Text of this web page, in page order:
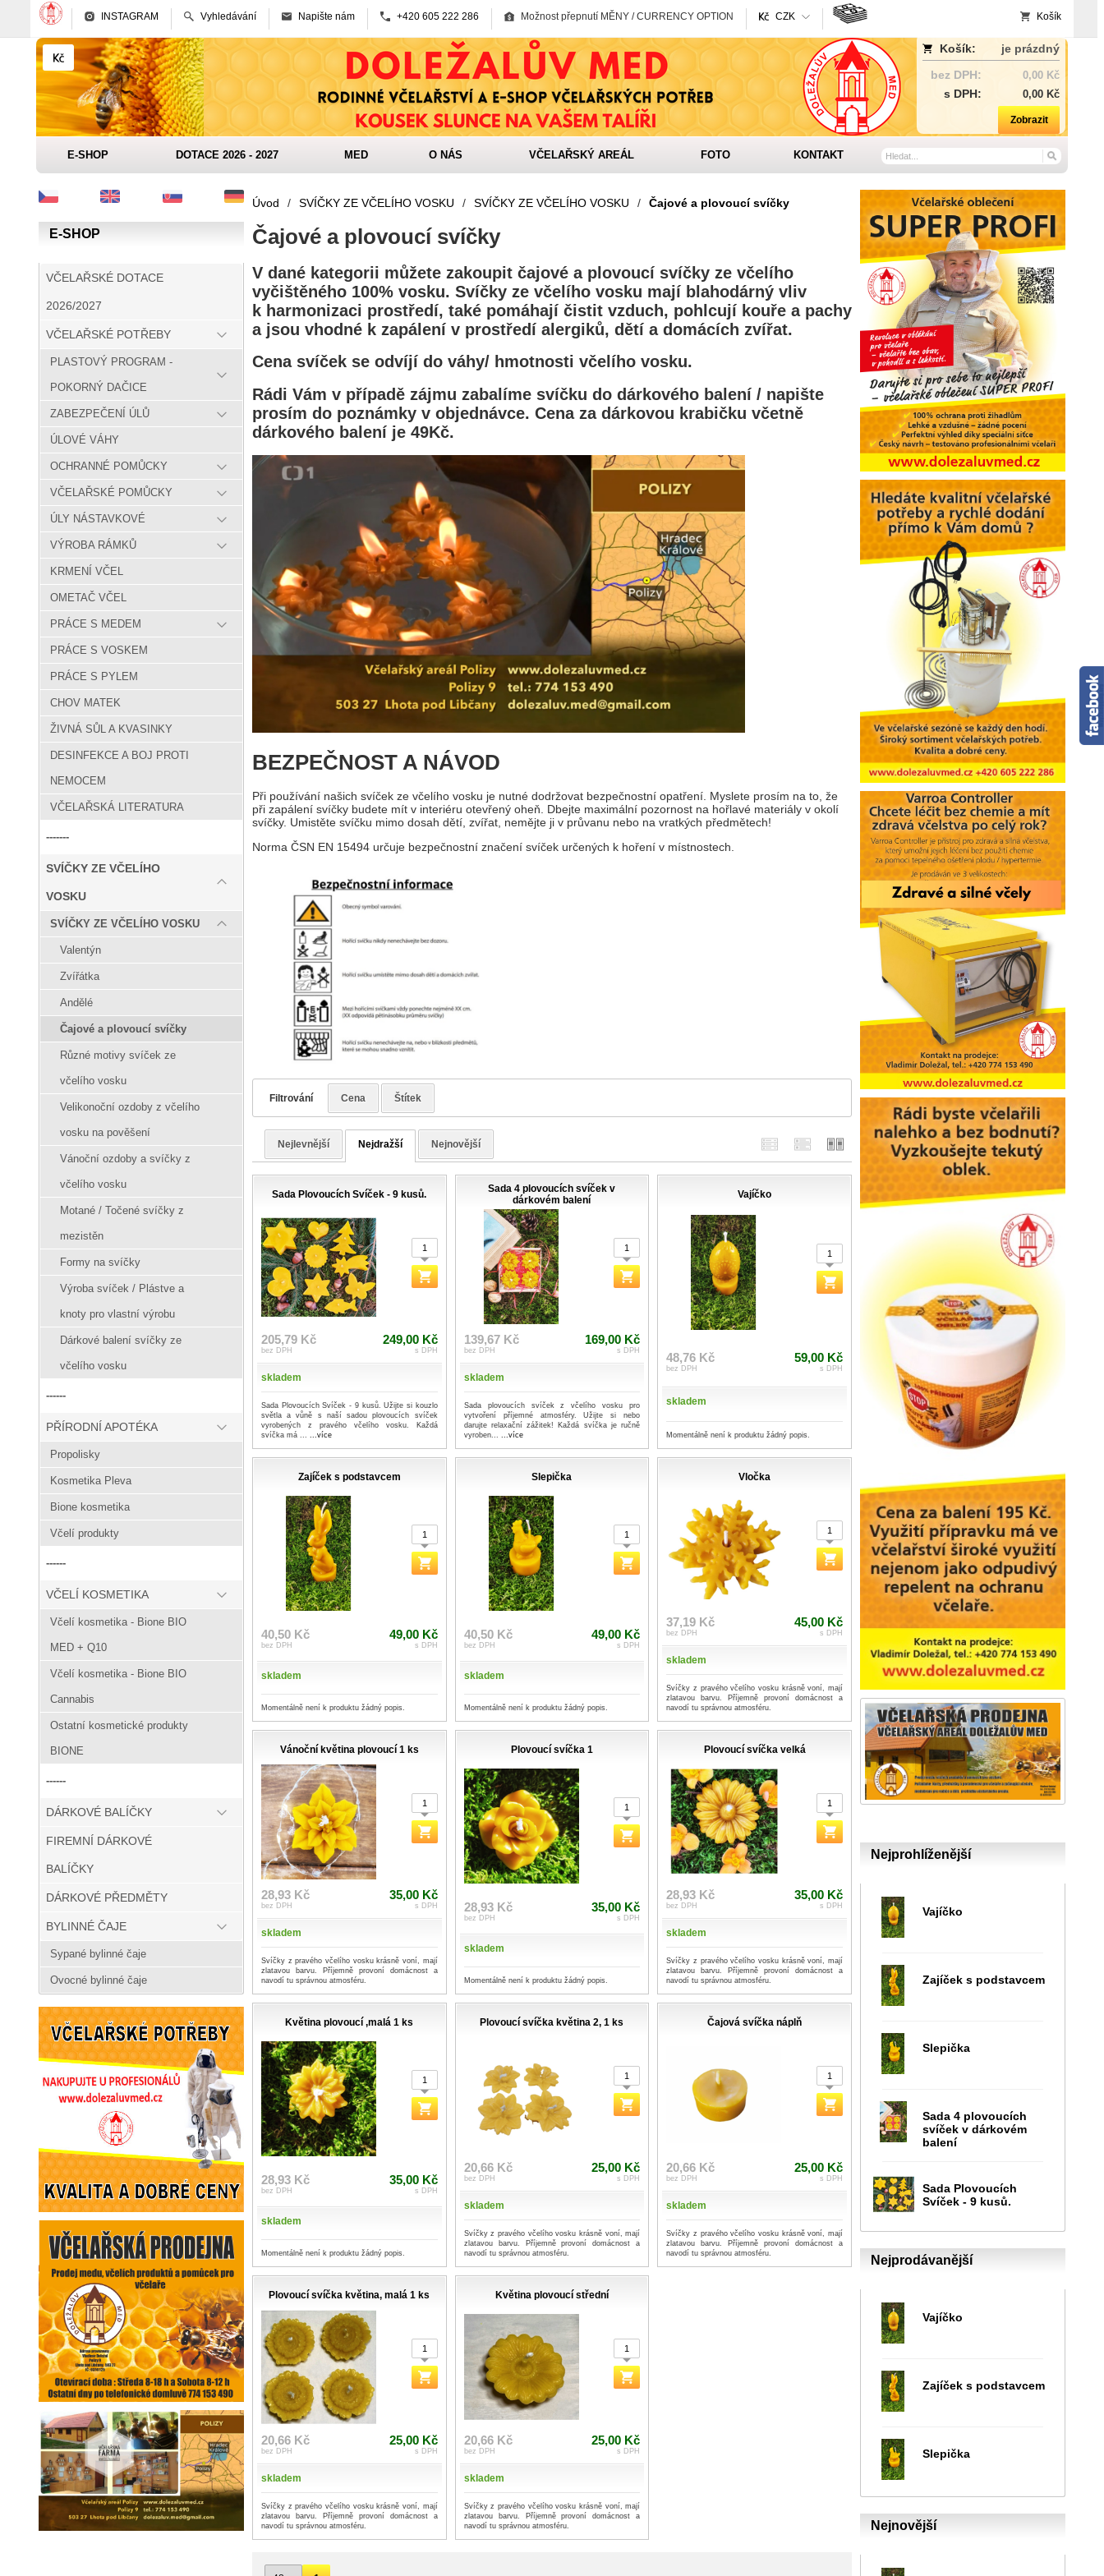
INSTAGRAM Vyhledávání Napište nám +420 605 222 286 Možnost přepnutí MĚNY / CURRENCY OPTION CZK Košík
Košík:
je prázdný
bez DPH:
0,00 Kč
s DPH: 0,00 Kč
Zobrazit
E-SHOP DOTACE 2026 - 2027 MED O NÁS VČELAŘSKÝ AREÁL FOTO KONTAKT
E-SHOP
VČELAŘSKÉ DOTACE
2026/2027
VČELAŘSKÉ POTŘEBY
PLASTOVÝ PROGRAM -
POKORNÝ DAČICE
ZABEZPEČENÍ ÚLŮ
ÚLOVÉ VÁHY
OCHRANNÉ POMŮCKY
VČELAŘSKÉ POMŮCKY
ÚLY NÁSTAVKOVÉ
VÝROBA RÁMKŮ
KRMENÍ VČEL
OMETAČ VČEL
PRÁCE S MEDEM
PRÁCE S VOSKEM
PRÁCE S PYLEM
CHOV MATEK
ŽIVNÁ SŮL A KVASINKY
DESINFEKCE A BOJ PROTI
NEMOCEM
VČELAŘSKÁ LITERATURA
-------
SVÍČKY ZE VČELÍHO
VOSKU
SVÍČKY ZE VČELÍHO VOSKU
Valentýn
Zvířátka
Andělé
Čajové a plovoucí svíčky
Různé motivy svíček ze
včelího vosku
Velikonoční ozdoby z včelího
vosku na pověšení
Vánoční ozdoby a svíčky z
včelího vosku
Motané / Točené svíčky z
mezistěn
Formy na svíčky
Výroba svíček / Plástve a
knoty pro vlastní výrobu
Dárkové balení svíčky ze
včelího vosku
------
PŘÍRODNÍ APOTÉKA
Propolisky
Kosmetika Pleva
Bione kosmetika
Včelí produkty
------
VČELÍ KOSMETIKA
Včelí kosmetika - Bione BIO
MED + Q10
Včelí kosmetika - Bione BIO
Cannabis
Ostatní kosmetické produkty
BIONE
------
DÁRKOVÉ BALÍČKY
FIREMNÍ DÁRKOVÉ
BALÍČKY
DÁRKOVÉ PŘEDMĚTY
BYLINNÉ ČAJE
Sypané bylinné čaje
Ovocné bylinné čaje
Nejprohlíženější
Vajíčko
Zajíček s podstavcem
Slepička
Sada 4 plovoucích
svíček v dárkovém
balení
Sada Plovoucích
Svíček - 9 kusů.
Nejprodávanější
Vajíčko
Zajíček s podstavcem
Slepička
Nejnovější
Úvod / SVÍČKY ZE VČELÍHO VOSKU / SVÍČKY ZE VČELÍHO VOSKU / Čajové a plovoucí svíčky
Čajové a plovoucí svíčky
V dané kategorii můžete zakoupit čajové a plovoucí svíčky ze včelího
vyčištěného 100% vosku. Svíčky ze včelího vosku mají blahodárný vliv
k harmonizaci prostředí, také pomáhají čistit vzduch, pohlcují kouře a pachy
a jsou vhodné k zapálení v prostředí alergiků, dětí a domácích zvířat.
Cena svíček se odvíjí do váhy/ hmotnosti včelího vosku.
Rádi Vám v případě zájmu zabalíme svíčku do dárkového balení / napište
prosím do poznámky v objednávce. Cena za dárkovou krabičku včetně
dárkového balení je 49Kč.
BEZPEČNOST A NÁVOD
Při používání našich svíček ze včelího vosku je nutné dodržovat bezpečnostní opatření. Myslete prosím na to, že
při zapálení svíčky budete mít v interiéru otevřený oheň. Dbejte maximální pozornost na hořlavé materiály v okolí
svíčky. Umistěte svíčku mimo dosah dětí, zvířat, nemějte ji v průvanu nebo na vratkých předmětech!
Norma ČSN EN 15494 určuje bezpečnostní značení svíček určených k hoření v místnostech.
Filtrování Cena Štítek
Nejlevnější Nejdražší Nejnovější
Sada Plovoucích Svíček - 9 kusů.
205,79 Kč
bez DPH
249,00 Kč
s DPH
skladem
Sada Plovoucích Svíček - 9 kusů. Užijte si kouzlo
světla a vůně s naší sadou plovoucích svíček
vyrobených z pravého včelího vosku. Každá
svíčka má ... ...více
Sada 4 plovoucích svíček v
dárkovém balení
139,67 Kč
bez DPH
169,00 Kč
s DPH
skladem
Sada plovoucích svíček z včelího vosku pro
vytvoření příjemné atmosféry. Užijte si nebo
darujte relaxační zážitek! Každá svíčka je ručně
vyroben... ...více
Vajíčko
48,76 Kč
bez DPH
59,00 Kč
s DPH
skladem
Momentálně není k produktu žádný popis.
Zajíček s podstavcem
40,50 Kč
bez DPH
49,00 Kč
s DPH
skladem
Momentálně není k produktu žádný popis.
Slepička
40,50 Kč
bez DPH
49,00 Kč
s DPH
skladem
Momentálně není k produktu žádný popis.
Vločka
37,19 Kč
bez DPH
45,00 Kč
s DPH
skladem
Svíčky z pravého včelího vosku krásně voní, mají
zlatavou barvu. Příjemně provoní domácnost a
navodí tu správnou atmosféru.
Vánoční květina plovoucí 1 ks
28,93 Kč
bez DPH
35,00 Kč
s DPH
skladem
Svíčky z pravého včelího vosku krásně voní, mají
zlatavou barvu. Příjemně provoní domácnost a
navodí tu správnou atmosféru.
Plovoucí svíčka 1
28,93 Kč
bez DPH
35,00 Kč
s DPH
skladem
Momentálně není k produktu žádný popis.
Plovoucí svíčka velká
28,93 Kč
bez DPH
35,00 Kč
s DPH
skladem
Svíčky z pravého včelího vosku krásně voní, mají
zlatavou barvu. Příjemně provoní domácnost a
navodí tu správnou atmosféru.
Květina plovoucí ,malá 1 ks
28,93 Kč
bez DPH
35,00 Kč
s DPH
skladem
Momentálně není k produktu žádný popis.
Plovoucí svíčka květina 2, 1 ks
20,66 Kč
bez DPH
25,00 Kč
s DPH
skladem
Svíčky z pravého včelího vosku krásně voní, mají
zlatavou barvu. Příjemně provoní domácnost a
navodí tu správnou atmosféru.
Čajová svíčka náplň
20,66 Kč
bez DPH
25,00 Kč
s DPH
skladem
Svíčky z pravého včelího vosku krásně voní, mají
zlatavou barvu. Příjemně provoní domácnost a
navodí tu správnou atmosféru.
Plovoucí svíčka květina, malá 1 ks
20,66 Kč
bez DPH
25,00 Kč
s DPH
skladem
Svíčky z pravého včelího vosku krásně voní, mají
zlatavou barvu. Příjemně provoní domácnost a
navodí tu správnou atmosféru.
Květina plovoucí střední
20,66 Kč
bez DPH
25,00 Kč
s DPH
skladem
Svíčky z pravého včelího vosku krásně voní, mají
zlatavou barvu. Příjemně provoní domácnost a
navodí tu správnou atmosféru.